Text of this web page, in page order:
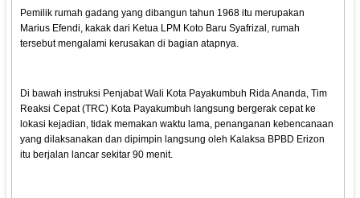
Pemilik rumah gadang yang dibangun tahun 1968 itu merupakan
Marius Efendi, kakak dari Ketua LPM Koto Baru Syafrizal, rumah
tersebut mengalami kerusakan di bagian atapnya.
Di bawah instruksi Penjabat Wali Kota Payakumbuh Rida Ananda, Tim
Reaksi Cepat (TRC) Kota Payakumbuh langsung bergerak cepat ke
lokasi kejadian, tidak memakan waktu lama, penanganan kebencanaan
yang dilaksanakan dan dipimpin langsung oleh Kalaksa BPBD Erizon
itu berjalan lancar sekitar 90 menit.